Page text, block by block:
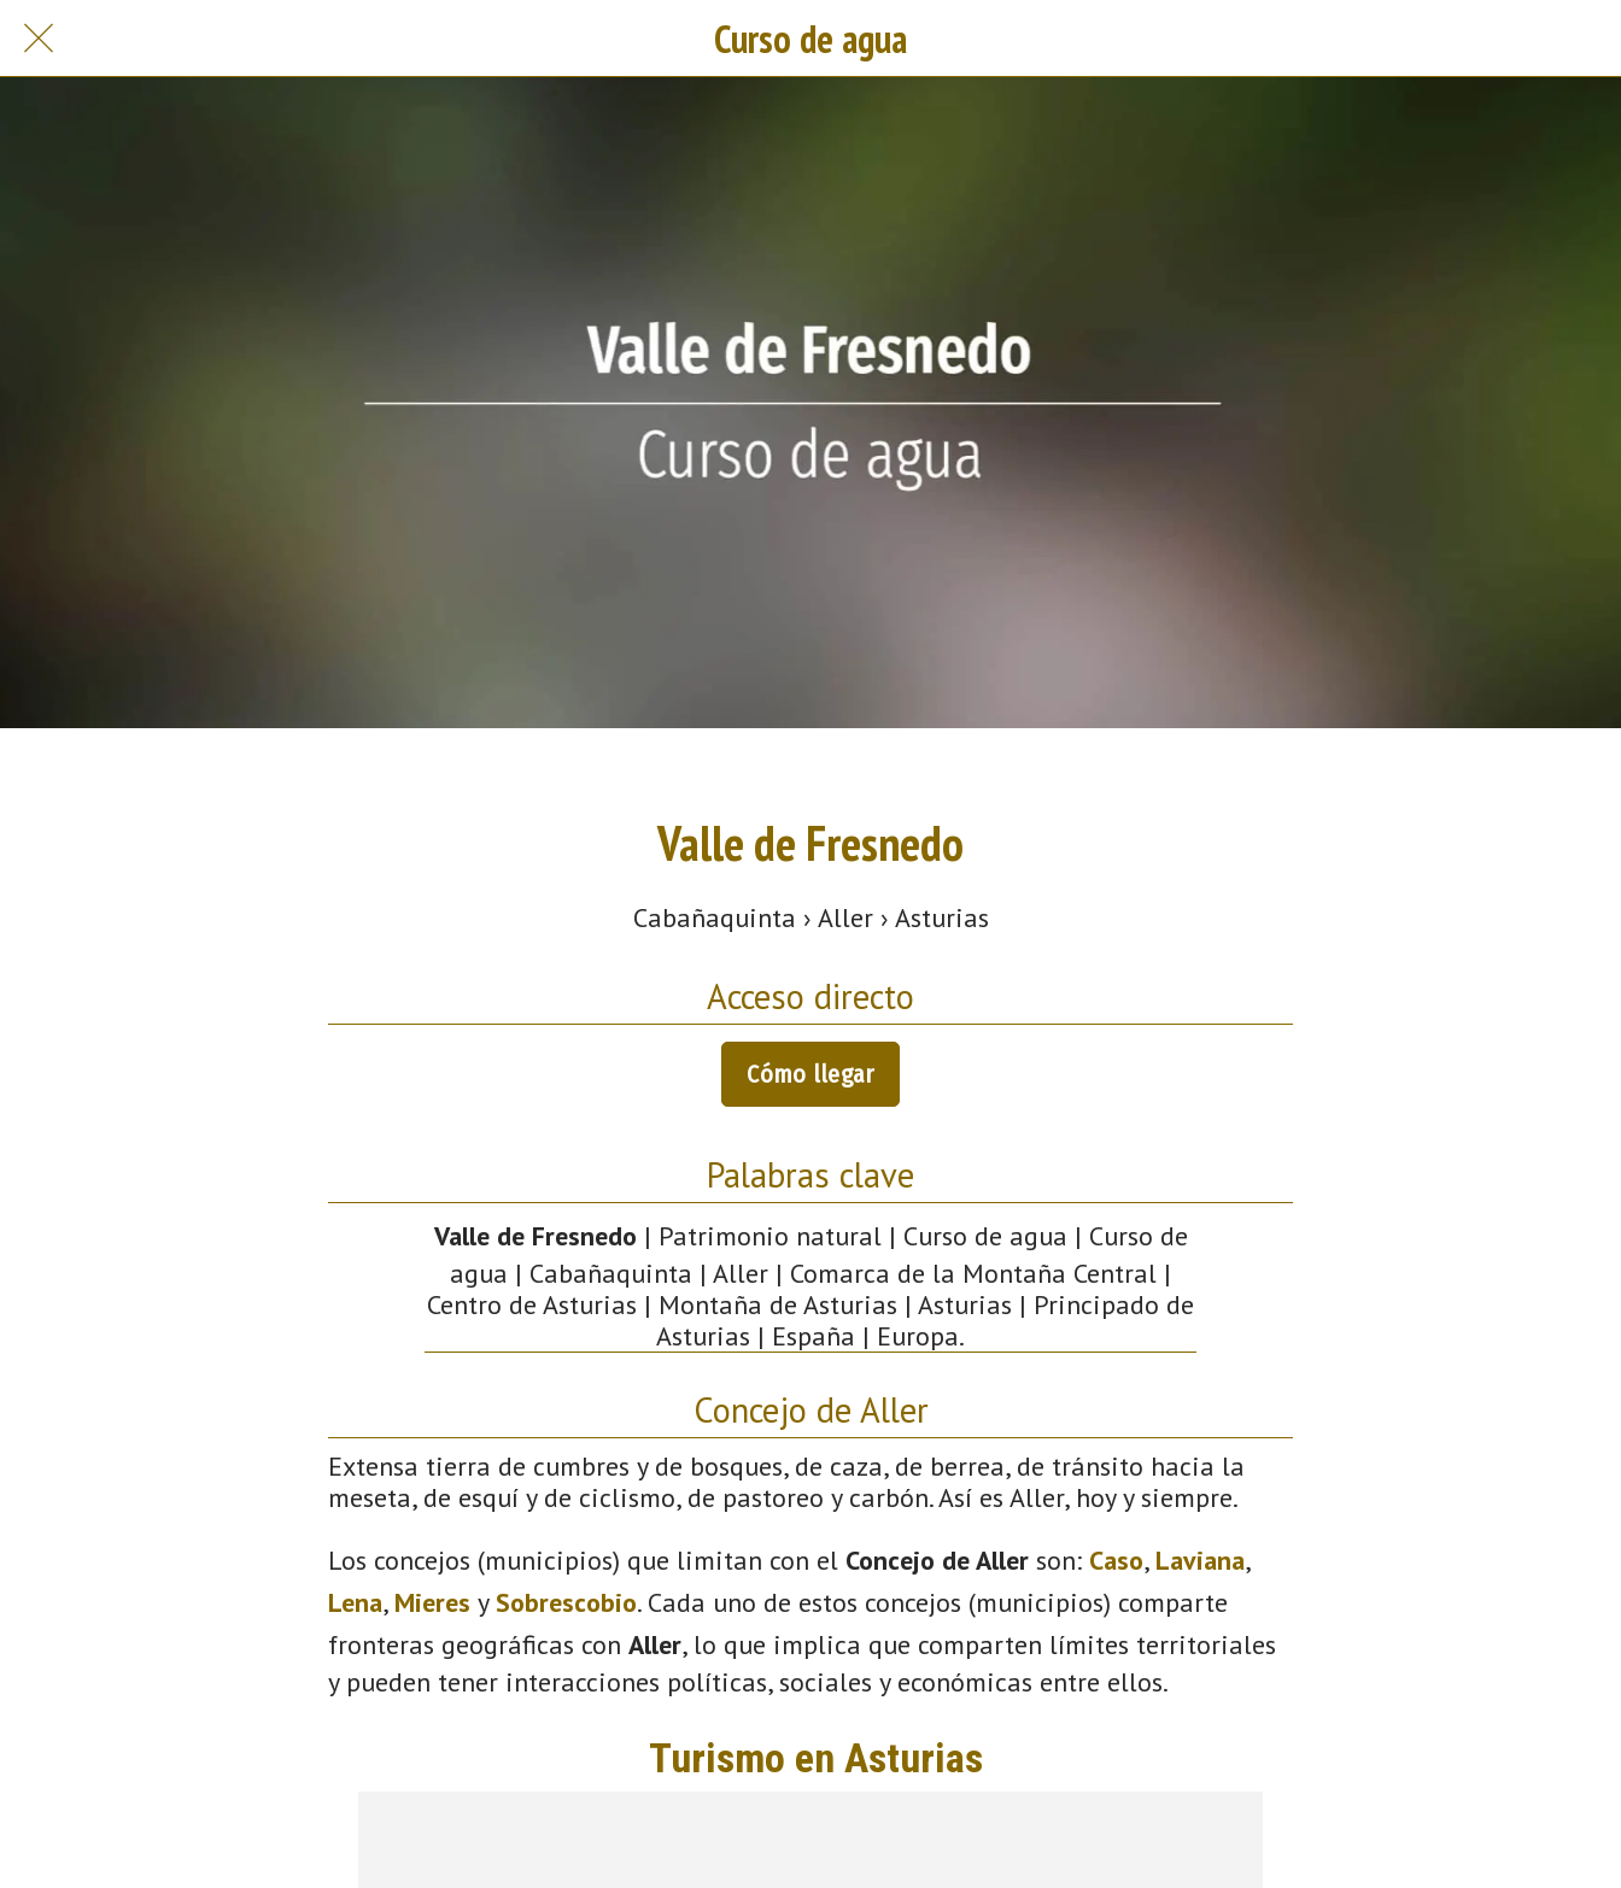
Curso de agua
Valle de Fresnedo
Cabañaquinta › Aller › Asturias
Acceso directo
Cómo llegar
Palabras clave
Valle de Fresnedo | Patrimonio natural | Curso de agua | Curso de
agua | Cabañaquinta | Aller | Comarca de la Montaña Central |
Centro de Asturias | Montaña de Asturias | Asturias | Principado de
Asturias | España | Europa.
Concejo de Aller
Extensa tierra de cumbres y de bosques, de caza, de berrea, de tránsito hacia la
meseta, de esquí y de ciclismo, de pastoreo y carbón. Así es Aller, hoy y siempre.
Los concejos (municipios) que limitan con el Concejo de Aller son: Caso, Laviana,
Lena, Mieres ySobrescobio. Cada uno de estos concejos (municipios) comparte
fronteras geográficas con Aller, lo que implica que comparten límites territoriales
y pueden tener interacciones políticas, sociales y económicas entre ellos.